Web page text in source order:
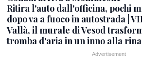
Ritira l'auto dall'officina, pochi
dopo va a fuoco in autostrada |
Vallà, il murale di Vesod
tromba d'aria in un inno alla